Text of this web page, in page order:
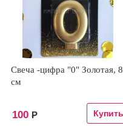
Свеча -цифра "0" Золотая, 8
см
100 Р